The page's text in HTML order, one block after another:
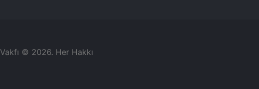
© 2026. Her Hakkı